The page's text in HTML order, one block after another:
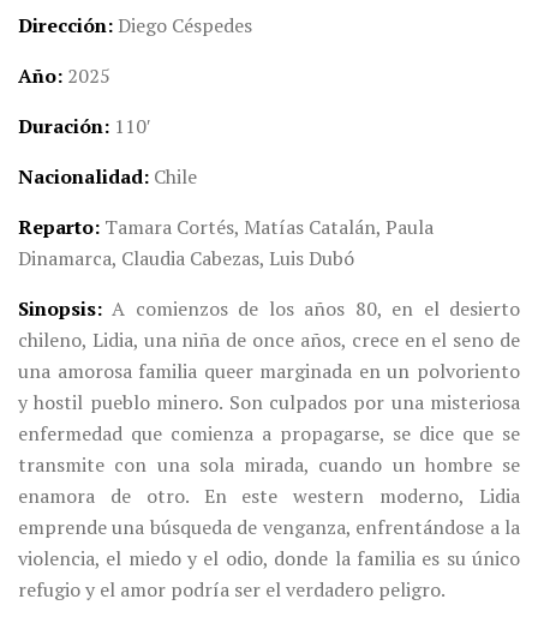
Dirección Diego Céspedes
Año 2025
Duración 110′
Nacionalidad Chile
Reparto Tamara Cortés, Matías Catalán, Paula
Dinamarca, Claudia Cabezas, Luis Dubó
Sinopsis
A comienzos de los años 80, en el desierto
chileno, Lidia, una niña de once años, crece en el seno de
una amorosa familia queer marginada en un polvoriento
y hostil pueblo minero. Son culpados por una misteriosa
enfermedad que comienza a propagarse, se dice que se
transmite con una sola mirada, cuando un hombre se
enamora de otro. En este western moderno, Lidia
emprende una búsqueda de venganza, enfrentándose a la
violencia, el miedo y el odio, donde la familia es su único
refugio y el amor podría ser el verdadero peligro.